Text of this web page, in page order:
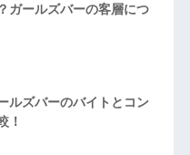
ガールズバーの客層につ
ルズバーのバイトとコン
！